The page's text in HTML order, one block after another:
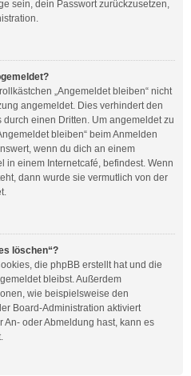
sein, dein Passwort zurückzusetzen,
„Angemeldet bleiben“ nicht
angemeldet. Dies verhindert den
einen Dritten. Um angemeldet zu
bleiben“ beim Anmelden
wenn du dich an einem
in einem Internetcafé, befindest. Wenn
dann wurde sie vermutlich von der
löschen“?
die phpBB erstellt hat und die
bleibst. Außerdem
wie beispielsweise den
Board-Administration aktiviert
oder Abmeldung hast, kann es